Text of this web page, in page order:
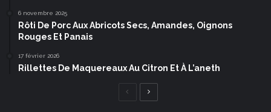
6 novembre 2025
Rôti De Porc Aux Abricots Secs, Amandes, Oignons
Rouges Et Panais
17 février 2026
Rillettes De Maquereaux Au Citron Et À L’aneth
Page